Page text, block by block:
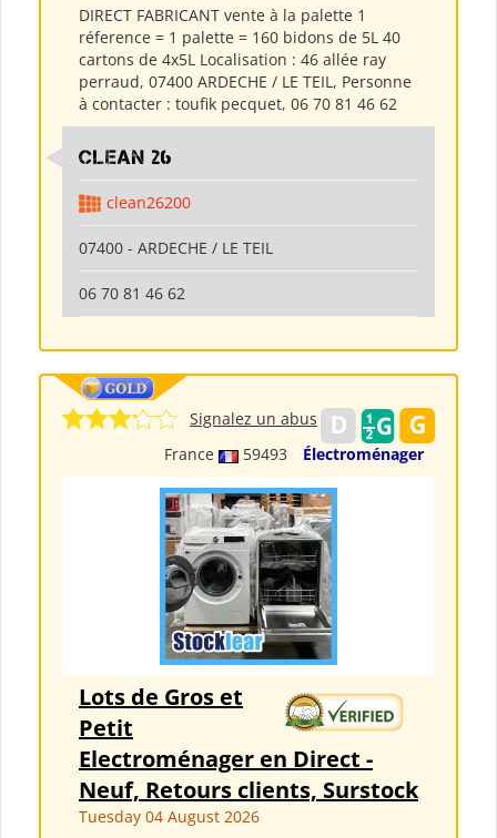
DIRECT FABRICANT vente à la palette 1
réference = 1 palette = 160 bidons de 5L 40
cartons de 4x5L Localisation : 46 allée ray
perraud, 07400 ARDECHE / LE TEIL, Personne
à contacter : toufik pecquet, 06 70 81 46 62
clean 26
clean26200
07400 - ARDECHE / LE TEIL
06 70 81 46 62
France 59493 Électroménager
Signalez un abus
Lots de Gros et
Petit
Electroménager en Direct -
Neuf, Retours clients, Surstock
Tuesday 04 August 2026